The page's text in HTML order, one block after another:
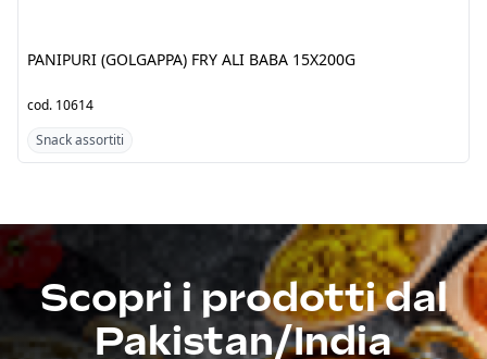
cod.10614
Snack assortiti
cod.10625
Scopri i prodotti dal
Pakistan/India